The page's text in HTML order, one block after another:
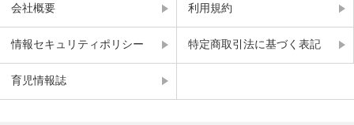
会社概要 利用規約
情報セキュリティポリシー 特定商取引法に基づく表記
育児情報誌